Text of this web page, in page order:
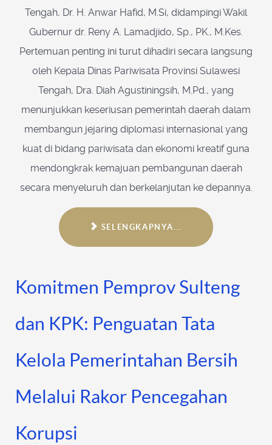
Tengah, Dr. H. Anwar Hafid, M.Si, didampingi Wakil
Gubernur dr. Reny A. Lamadjido, Sp., PK., M.Kes.
Pertemuan penting ini turut dihadiri secara langsung
oleh Kepala Dinas Pariwisata Provinsi Sulawesi
Tengah, Dra. Diah Agustiningsih, M.Pd., yang
menunjukkan keseriusan pemerintah daerah dalam
membangun jejaring diplomasi internasional yang
kuat di bidang pariwisata dan ekonomi kreatif guna
mendongkrak kemajuan pembangunan daerah
secara menyeluruh dan berkelanjutan ke depannya.
SELENGKAPNYA...
Komitmen Pemprov Sulteng
dan KPK: Penguatan Tata
Kelola Pemerintahan Bersih
Melalui Rakor Pencegahan
Korupsi